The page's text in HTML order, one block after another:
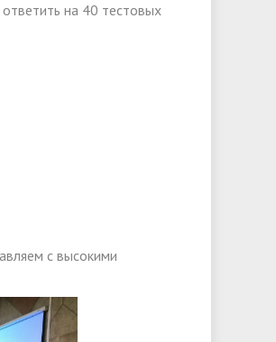
на 40 тестовых
с высокими